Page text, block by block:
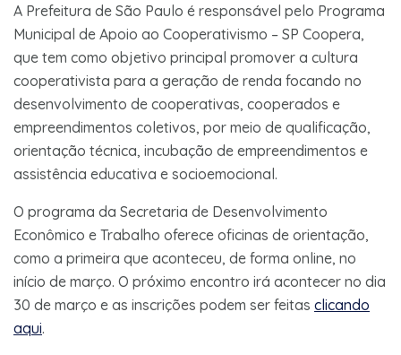
A Prefeitura de São Paulo é responsável pelo Programa
Municipal de Apoio ao Cooperativismo – SP Coopera,
que tem como objetivo principal promover a cultura
cooperativista para a geração de renda focando no
desenvolvimento de cooperativas, cooperados e
empreendimentos coletivos, por meio de qualificação,
orientação técnica, incubação de empreendimentos e
assistência educativa e socioemocional.
O programa da Secretaria de Desenvolvimento
Econômico e Trabalho oferece oficinas de orientação,
como a primeira que aconteceu, de forma online, no
início de março. O próximo encontro irá acontecer no dia
30 de março e as inscrições podem ser feitas clicando
aqui.